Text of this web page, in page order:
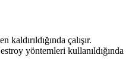
kaldırıldığında çalışır.
yöntemleri kullanıldığında